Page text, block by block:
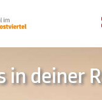
in deiner